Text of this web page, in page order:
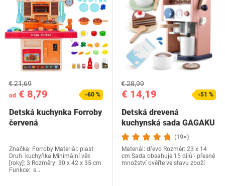
od € 8,79
€ 21,69
-60 %
Detská kuchynka Forroby
červená
Značka: Forroby Materiál: plast
Druh: kuchyňka Minimální věk
[roky]: 3 Rozměry: 30 x 42 x 35 cm
Funkce: s…
€ 14,19
€ 28,99
-51 %
Detská drevená
kuchynská sada GAGAKU
(19×)
Materiál: dřevo Rozměr: 23 x 14
cm Sada obsahuje 15 dílů - přesné
množství ověřte ve stavu zboží